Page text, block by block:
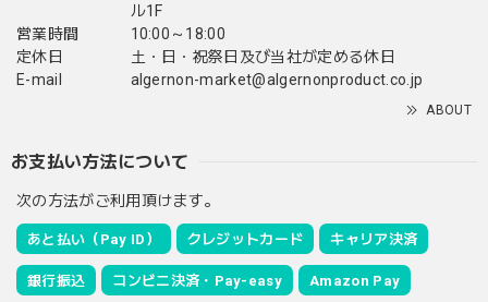
ル1F
営業時間
10:00～18:00
定休日
土・日・祝祭日及び当社が定める休日
E-mail
algernon-market@algernonproduct.co.jp
ABOUT
お支払い方法について
次の方法がご利用頂けます。
あと払い（Pay ID） クレジットカード キャリア決済
銀行振込 コンビニ決済・Pay-easy Amazon Pay